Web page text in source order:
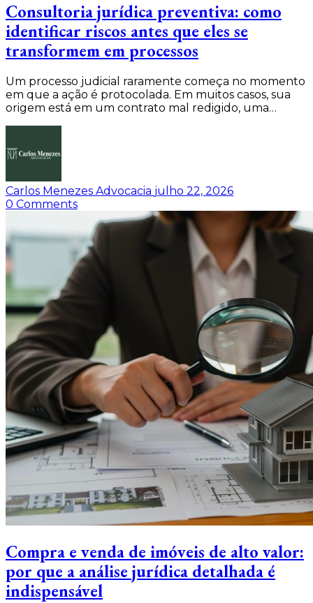
Consultoria jurídica preventiva: como
identificar riscos antes que eles se
transformem em processos
Um processo judicial raramente começa no momento
em que a ação é protocolada. Em muitos casos, sua
origem está em um contrato mal redigido, uma…
Carlos Menezes Advocacia julho 22, 2026
0 Comments
Compra e venda de imóveis de alto valor:
por que a análise jurídica detalhada é
indispensável